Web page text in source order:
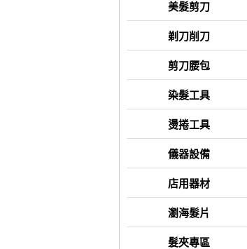
美髮剪刀
剃刀削刀
剪刀腰包
染髮工具
燙捲工具
儀器設備
店用器材
瀏海髮片
髮夾專區